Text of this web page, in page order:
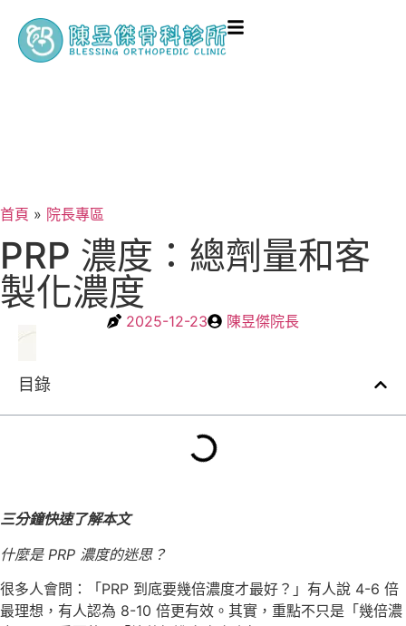
首頁 » 院長專區
PRP 濃度：總劑量和客
製化濃度
2025-12-23 陳昱傑院長
目錄
三分鐘快速了解本文
什麼是 PRP 濃度的迷思？
很多人會問：「PRP 到底要幾倍濃度才最好？」有人說 4-6 倍
最理想，有人認為 8-10 倍更有效。其實，重點不只是「幾倍濃